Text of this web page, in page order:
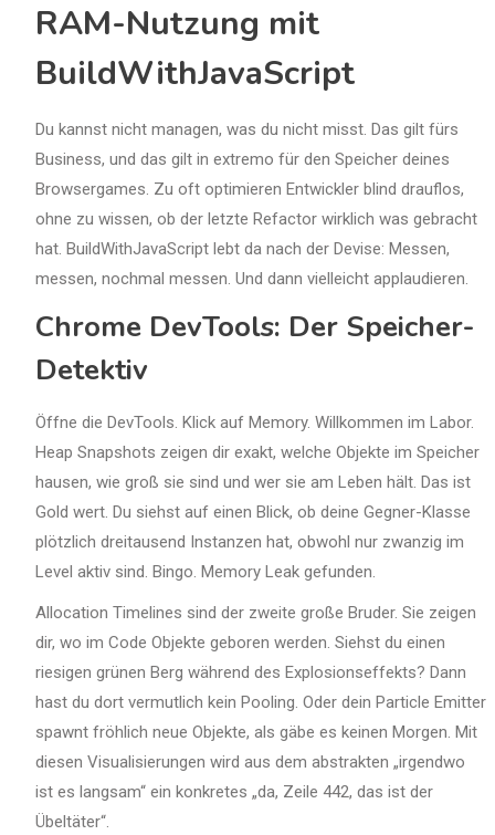
RAM-Nutzung mit
BuildWithJavaScript
Du kannst nicht managen, was du nicht misst. Das gilt fürs
Business, und das gilt in extremo für den Speicher deines
Browsergames. Zu oft optimieren Entwickler blind drauflos,
ohne zu wissen, ob der letzte Refactor wirklich was gebracht
hat. BuildWithJavaScript lebt da nach der Devise: Messen,
messen, nochmal messen. Und dann vielleicht applaudieren.
Chrome DevTools: Der Speicher-
Detektiv
Öffne die DevTools. Klick auf Memory. Willkommen im Labor.
Heap Snapshots zeigen dir exakt, welche Objekte im Speicher
hausen, wie groß sie sind und wer sie am Leben hält. Das ist
Gold wert. Du siehst auf einen Blick, ob deine Gegner-Klasse
plötzlich dreitausend Instanzen hat, obwohl nur zwanzig im
Level aktiv sind. Bingo. Memory Leak gefunden.
Allocation Timelines sind der zweite große Bruder. Sie zeigen
dir, wo im Code Objekte geboren werden. Siehst du einen
riesigen grünen Berg während des Explosionseffekts? Dann
hast du dort vermutlich kein Pooling. Oder dein Particle Emitter
spawnt fröhlich neue Objekte, als gäbe es keinen Morgen. Mit
diesen Visualisierungen wird aus dem abstrakten „irgendwo
ist es langsam“ ein konkretes „da, Zeile 442, das ist der
Übeltäter“.